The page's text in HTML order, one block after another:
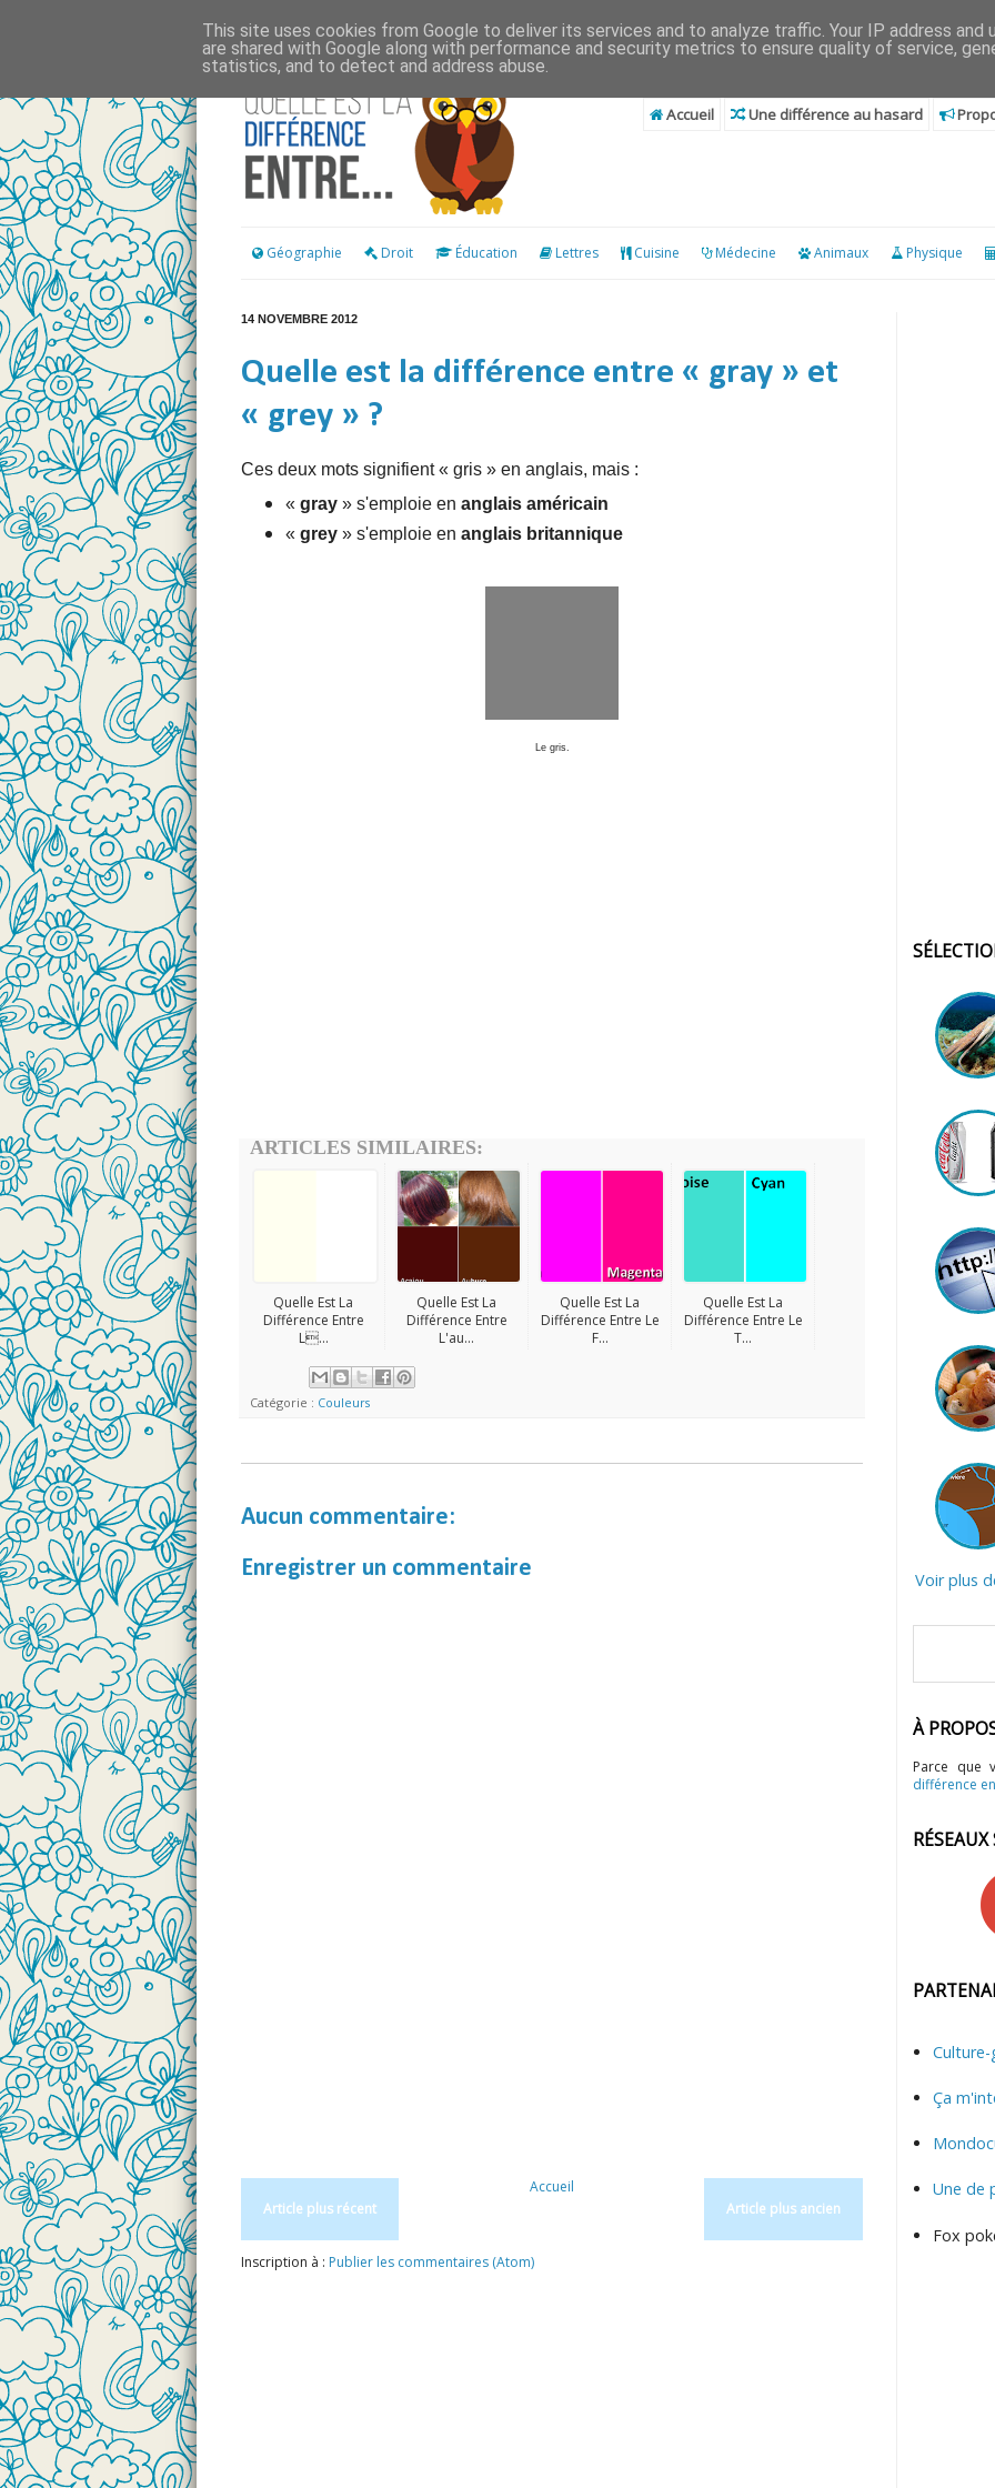
Accueil Une différence au hasard
Géographie Droit Éducation Lettres Cuisine Médecine Animaux Physique
14 NOVEMBRE 2012
Quelle est la différence entre « gray » et
« grey » ?
Ces deux mots signifient « gris » en anglais, mais :
« gray» s'emploie en anglais américain
« grey» s'emploie en anglais britannique
Le gris.
ARTICLES SIMILAIRES:
Quelle Est La
Différence Entre
L...
Quelle Est La
Différence Entre
L'au...
Quelle Est La
Différence Entre Le
F...
Quelle Est La
Différence Entre Le
T...
Catégorie : Couleurs
Aucun commentaire:
Enregistrer un commentaire
Article plus récent Article plus ancien
Accueil
Inscription à : Publier les commentaires (Atom)
Voir plus
À
Parce que
différence
Ça
Une de
Fox
This site uses cookies from Google to deliver its services and to analyze traffic. Your IP address and
are shared with Google along with performance and security metrics to ensure quality of service,
statistics, and to detect and address abuse.